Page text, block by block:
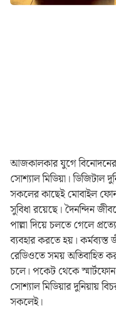
আজকালকার যুগে বিনোদনের
সোশ্যাল মিডিয়া।
সকলের কাছেই মোবাইল ফোন
সুবিধা রয়েছে। দৈনন্দিন
পাল্লা দিয়ে চলতে গেলে
ব্যবহার করতে হয়। কর্মব্যস্ত
রেডিওতে সময় অতিবাহিত
চলে। পকেট থেকে
সোশ্যাল মিডিয়ার দুনিয়ায়
সকলেই।